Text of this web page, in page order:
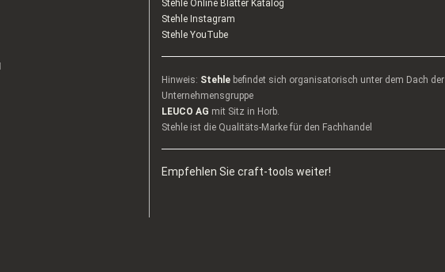
Stehle Online Blätter Katalog
Stehle Instagram
Stehle YouTube
Hinweis: Stehle befindet sich organisatorisch unter dem Dach der
Unternehmensgruppe
LEUCO AG mit Sitz in Horb.
Stehle ist die Qualitäts-Marke für den Fachhandel
Empfehlen Sie craft-tools weiter!